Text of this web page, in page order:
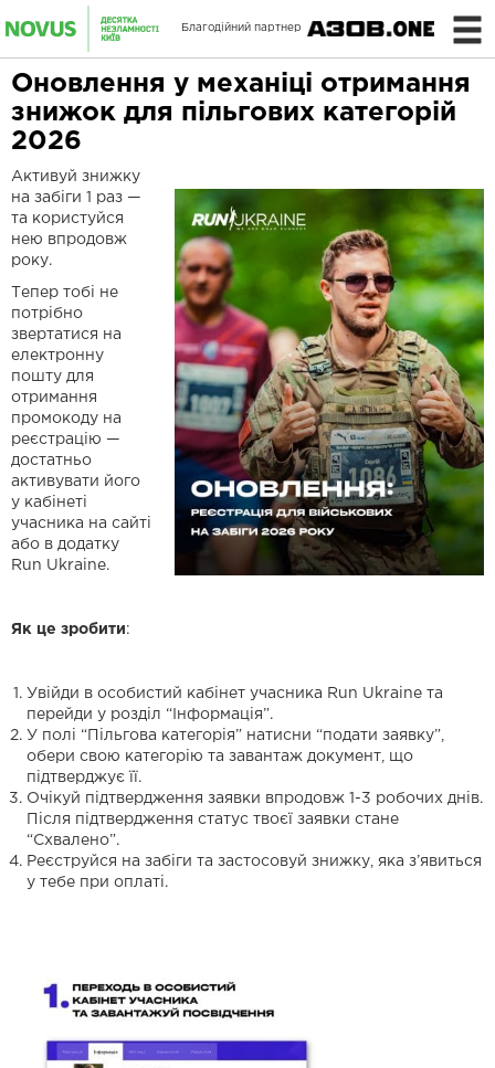
Благодійний партнер
Оновлення у механіці отримання
знижок для пільгових категорій
2026
Активуй знижку
на забіги 1 раз —
та користуйся
нею впродовж
року.
Тепер тобі не
потрібно
звертатися на
електронну
пошту для
отримання
промокоду на
реєстрацію —
достатньо
активувати його
у кабінеті
учасника на сайті
або в додатку
Run Ukraine.
Як це зробити:
Увійди в особистий кабінет учасника Run Ukraine та
перейди у розділ “Інформація”.
У полі “Пільгова категорія” натисни “подати заявку”,
обери свою категорію та завантаж документ, що
підтверджує її.
Очікуй підтвердження заявки впродовж 1-3 робочих днів.
Після підтвердження статус твоєї заявки стане
“Схвалено”.
Реєструйся на забіги та застосовуй знижку, яка з’явиться
у тебе при оплаті.